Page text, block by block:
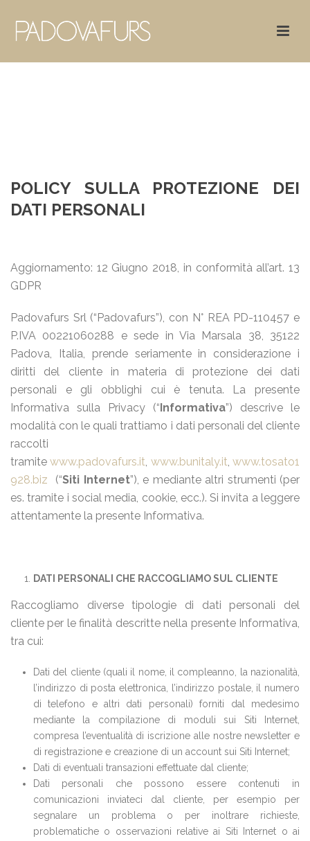
POLICY SULLA PROTEZIONE DEI
DATI PERSONALI
Aggiornamento: 12 Giugno 2018, in conformità all’art. 13
GDPR
Padovafurs Srl (“Padovafurs”), con N° REA PD-110457 e
P.IVA 00221060288 e sede in Via Marsala 38, 35122
Padova, Italia, prende seriamente in considerazione i
diritti del cliente in materia di protezione dei dati
personali e gli obblighi cui è tenuta. La presente
Informativa sulla Privacy (“Informativa”) descrive le
modalità con le quali trattiamo i dati personali del cliente
raccolti
tramitewww.padovafurs.it, www.bunitaly.it,www.tosato1
928.biz (“Siti Internet”), e mediante altri strumenti (per
es. tramite i social media, cookie, ecc.). Si invita a leggere
attentamente la presente Informativa.
DATI PERSONALI CHE RACCOGLIAMO SUL CLIENTE
Raccogliamo diverse tipologie di dati personali del
cliente per le finalità descritte nella presente Informativa,
tra cui:
Dati del cliente (quali il nome, il compleanno, la nazionalità,
l’indirizzo di posta elettronica, l’indirizzo postale, il numero
di telefono e altri dati personali) forniti dal medesimo
mediante la compilazione di moduli sui Siti Internet,
compresa l’eventualità di iscrizione alle nostre newsletter e
di registrazione e creazione di un account sui Siti Internet;
Dati di eventuali transazioni effettuate dal cliente;
Dati personali che possono essere contenuti in
comunicazioni inviateci dal cliente, per esempio per
segnalare un problema o per inoltrare richieste,
problematiche o osservazioni relative ai Siti Internet o ai